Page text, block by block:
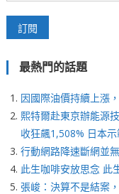
最熱門的話題
因國際油價持續上漲
熙特爾赴東京辦能源
收狂飆1,508% 日本
行動網路降速斷網並
此生咖啡安放思念 此
張峻：決算不是結案